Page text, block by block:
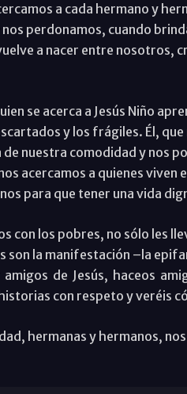
a cada hermano y
nos perdonamos, cuando
a nacer entre
se acerca a Jesús Niño
y los frágiles. Él,
nuestra comodidad y nos
acercamos a quienes
para que tener una vida
con los pobres, no sólo les
son la manifestación –la
de Jesús, haceos
con respeto y veréis
hermanas y hermanos,